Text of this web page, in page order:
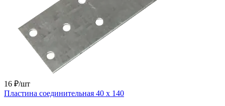
16 ₽/шт
Пластина соединительная 40 х 140